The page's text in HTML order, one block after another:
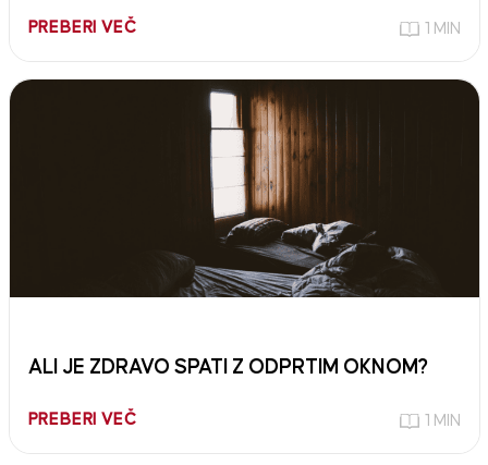
PREBERI VEČ 1 MIN
ALI JE ZDRAVO SPATI Z ODPRTIM OKNOM?
PREBERI VEČ 1 MIN